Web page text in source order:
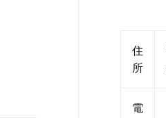
住
所
電